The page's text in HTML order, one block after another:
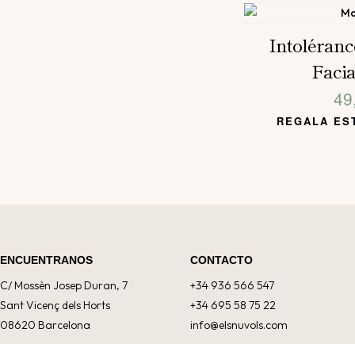
REGALA
ENCUENTRANOS
C/ Mossèn Josep Duran, 7
Sant Vicenç dels Horts
08620 Barcelona
CONTACTO
+34 936 566 547
+34 695 58 75 22
info@elsnuvols.com